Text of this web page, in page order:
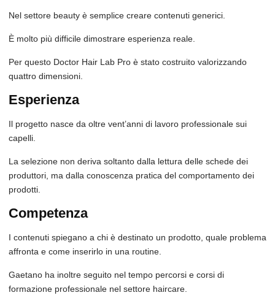
Nel settore beauty è semplice creare contenuti generici.
È molto più difficile dimostrare esperienza reale.
Per questo Doctor Hair Lab Pro è stato costruito valorizzando
quattro dimensioni.
Esperienza
Il progetto nasce da oltre vent’anni di lavoro professionale sui
capelli.
La selezione non deriva soltanto dalla lettura delle schede dei
produttori, ma dalla conoscenza pratica del comportamento dei
prodotti.
Competenza
I contenuti spiegano a chi è destinato un prodotto, quale problema
affronta e come inserirlo in una routine.
Gaetano ha inoltre seguito nel tempo percorsi e corsi di
formazione professionale nel settore haircare.